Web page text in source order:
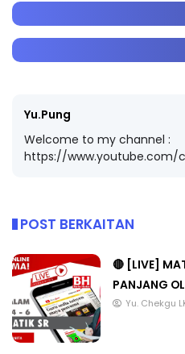
Yu.Pung
Welcome to my channel :
https://www.youtube.com/
POST BERKAITAN
🔴 [LIVE]
PANJANG
Yu. Chekgu